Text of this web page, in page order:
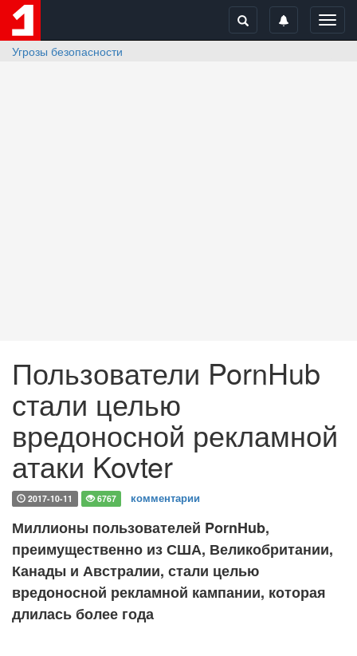
Угрозы безопасности
Пользователи PornHub
стали целью
вредоносной рекламной
атаки Kovter
2017-10-11 6767 комментарии
Миллионы пользователей PornHub,
преимущественно из США, Великобритании,
Канады и Австралии, стали целью
вредоносной рекламной кампании, которая
длилась более года